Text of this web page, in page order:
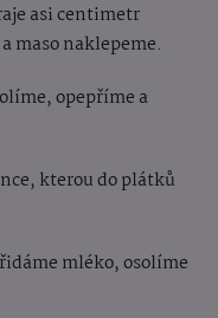
asi centimetr
maso naklepeme.
opepříme a
kterou do plátků
mléko, osolíme